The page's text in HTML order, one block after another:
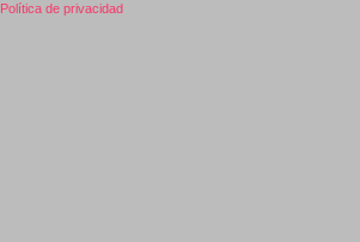
Política de privacidad